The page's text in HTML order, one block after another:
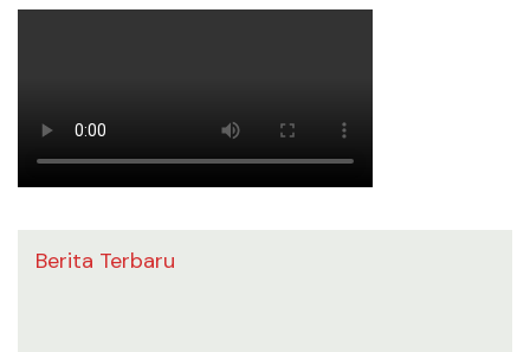
Berita Terbaru